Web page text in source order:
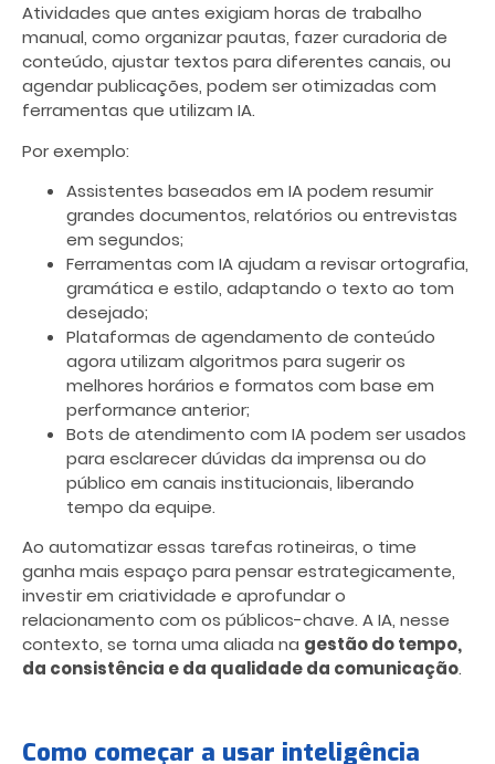
Atividades que antes exigiam horas de trabalho
manual, como organizar pautas, fazer curadoria de
conteúdo, ajustar textos para diferentes canais, ou
agendar publicações, podem ser otimizadas com
ferramentas que utilizam IA.
Por exemplo:
Assistentes baseados em IA podem resumir
grandes documentos, relatórios ou entrevistas
em segundos;
Ferramentas com IA ajudam a revisar ortografia,
gramática e estilo, adaptando o texto ao tom
desejado;
Plataformas de agendamento de conteúdo
agora utilizam algoritmos para sugerir os
melhores horários e formatos com base em
performance anterior;
Bots de atendimento com IA podem ser usados
para esclarecer dúvidas da imprensa ou do
público em canais institucionais, liberando
tempo da equipe.
Ao automatizar essas tarefas rotineiras, o time
ganha mais espaço para pensar estrategicamente,
investir em criatividade e aprofundar o
relacionamento com os públicos-chave. A IA, nesse
contexto, se torna uma aliada na gestão do tempo,
da consistência e da qualidade da comunicação.
Como começar a usar inteligência